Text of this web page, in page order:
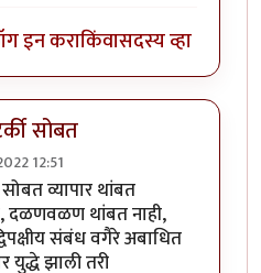
इन कराकिंवासदस्य व्हा
सोबत
12:51
आहेbyजेम्स वांड
व्यापार थांबत
दळणवळण थांबत नाही,
संबंध वगैरे अबाधित
युद्धे झाली तरी